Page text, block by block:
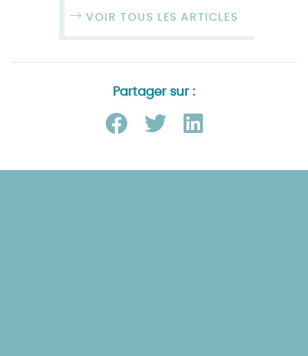
VOIR TOUS LES ARTICLES
Partager sur :